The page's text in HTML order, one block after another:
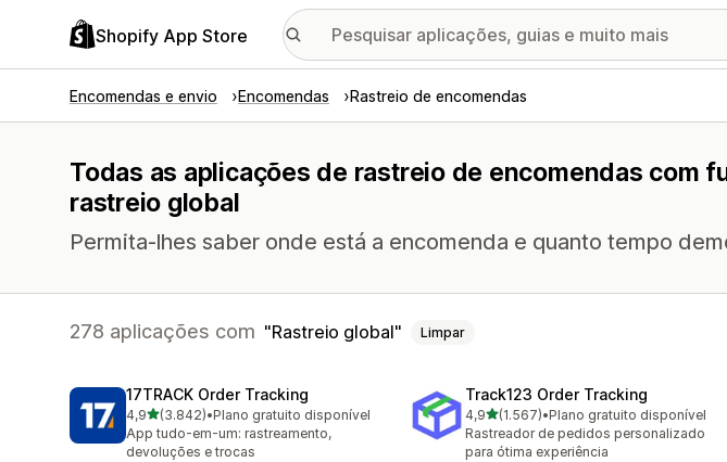
Shopify App Store
Encomendas e envio Encomendas Rastreio de encomendas
Todas as aplicações de rastreio de encomendas com
rastreio global
Permita-lhes saber onde está a encomenda e quanto tempo
278 aplicações com Rastreio global Limpar
17TRACK Order Tracking
4,9de 5 estrelas
(3.842)
3842 total de avaliações
•Plano gratuito disponível
App tudo-em-um: rastreamento,
devoluções e trocas
Track123 Order Tracking
4,9de 5 estrelas
(1.567)
1567 total de avaliações
•Plano gratuito disponível
Rastreador de pedidos personalizado
para ótima experiência